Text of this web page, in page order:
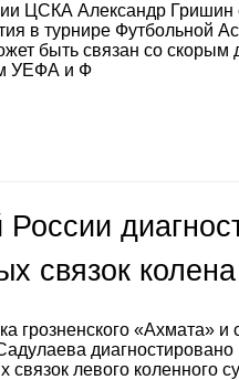
ЦСКА Александр Гришин
в турнире Футбольной
быть связан со скорым
УЕФА и Ф
связок колена
грозненского «Ахмата» и
связок левого коленного